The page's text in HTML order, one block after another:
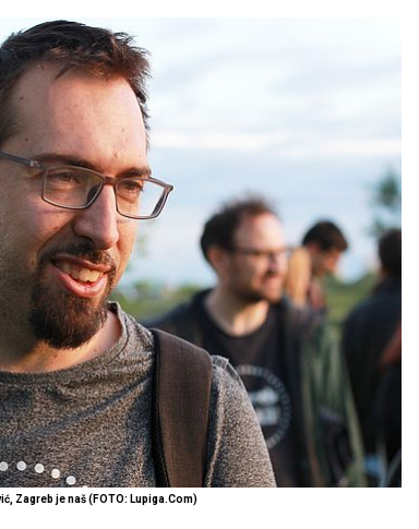
Zagreb je naš (FOTO: Lupiga.Com)